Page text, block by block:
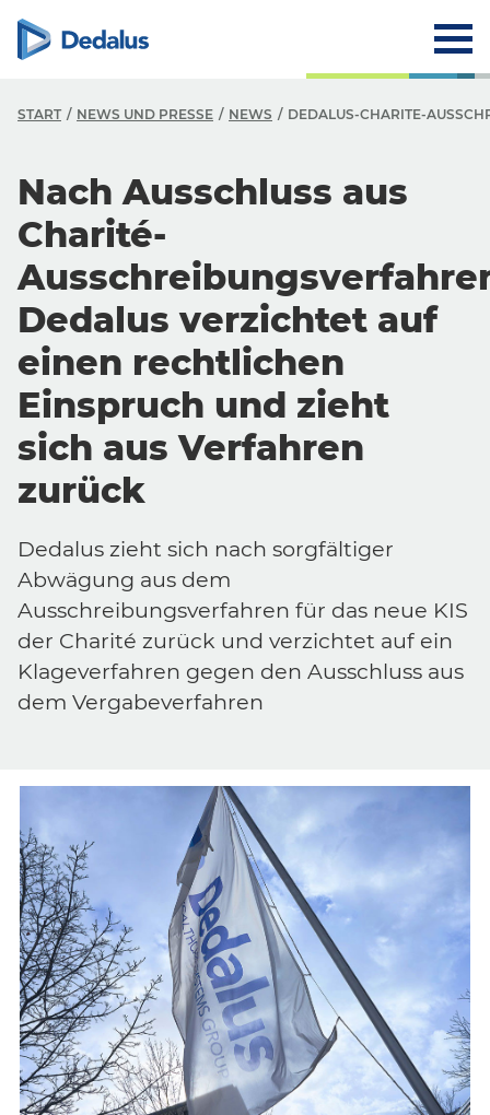
START NEWS UND PRESSE NEWS DEDALUS-CHARITE-
Nach Ausschluss aus
Charité-
Dedalus verzichtet auf
einen rechtlichen
Einspruch und zieht
sich aus Verfahren
zurück
Dedalus zieht sich nach sorgfältiger
Abwägung aus dem
Ausschreibungsverfahren für das neue KIS
der Charité zurück und verzichtet auf ein
Klageverfahren gegen den Ausschluss aus
dem Vergabeverfahren